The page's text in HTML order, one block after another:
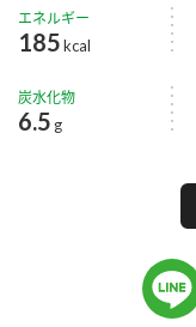
エネルギー
185kcal
炭水化物
6.5 g